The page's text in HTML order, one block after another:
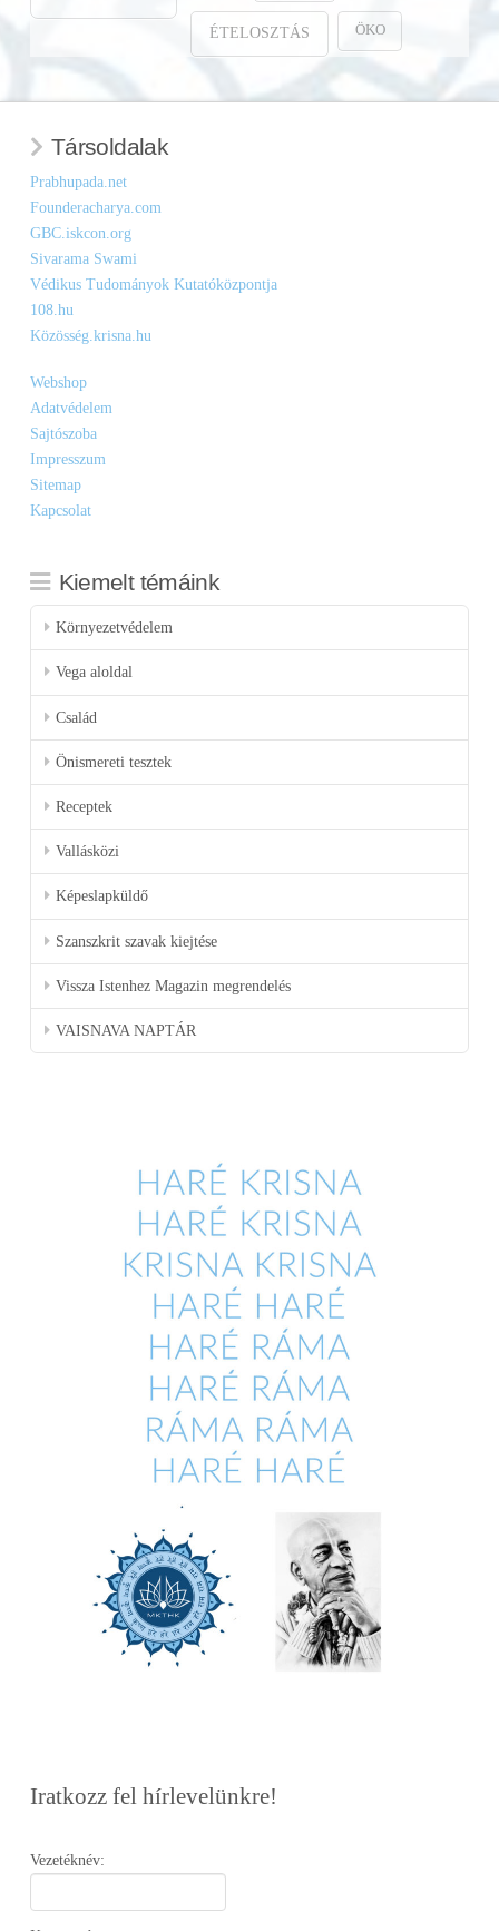
ÉTELOSZTÁS ÖKO
Társoldalak
Prabhupada.net
Founderacharya.com
GBC.iskcon.org
Sivarama Swami
Védikus Tudományok Kutatóközpontja
108.hu
Közösség.krisna.hu
Webshop
Adatvédelem
Sajtószoba
Impresszum
Sitemap
Kapcsolat
Kiemelt témáink
Környezetvédelem
Vega aloldal
Család
Önismereti tesztek
Receptek
Vallásközi
Képeslapküldő
Szanszkrit szavak kiejtése
Vissza Istenhez Magazin megrendelés
VAISNAVA NAPTÁR
Iratkozz fel hírlevelünkre!
Vezetéknév: